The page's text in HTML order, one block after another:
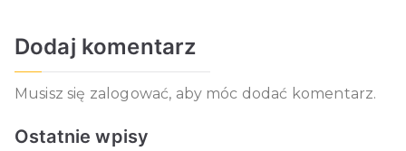
Dodaj komentarz
Musisz się zalogować, aby móc dodać komentarz.
Ostatnie wpisy